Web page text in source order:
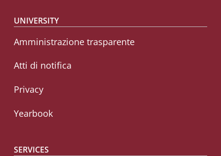
Footer menu
UNIVERSITY
Amministrazione trasparente
Atti di notifica
Privacy
Yearbook
SERVICES